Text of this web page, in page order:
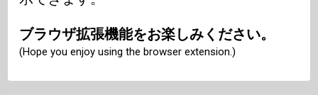
ブラウザ拡張機能をお楽しみください。
(Hope you enjoy using the browser extension.)